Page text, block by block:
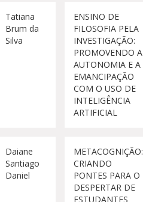
Tatiana
Brum da
Silva
ENSINO DE
FILOSOFIA PELA
INVESTIGAÇÃO:
PROMOVENDO A
AUTONOMIA E A
EMANCIPAÇÃO
COM O USO DE
INTELIGÊNCIA
ARTIFICIAL
Daiane
Santiago
Daniel
METACOGNIÇÃO:
CRIANDO
PONTES PARA O
DESPERTAR DE
ESTUDANTES